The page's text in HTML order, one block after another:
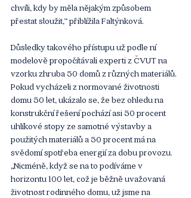
chvíli, kdy by měla nějakým způsobem
přestat sloužit,“ přiblížila Faltýnková.
Důsledky takového přístupu už podle ní
modelově propočítávali experti z ČVUT na
vzorku zhruba 50 domů z různých materiálů.
Pokud vycházeli z normované životnosti
domu 50 let, ukázalo se, že bez ohledu na
konstrukční řešení pochází asi 50 procent
uhlíkové stopy ze samotné výstavby a
použitých materiálů a 50 procent má na
svědomí spotřeba energií za dobu provozu.
„Nicméně, když se na to podíváme v
horizontu 100 let, což je běžně uvažovaná
životnost rodinného domu, už jsme na